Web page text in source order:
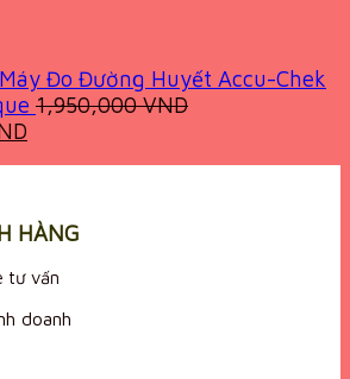
Máy Đo Đường Huyết Accu-Chek
1,950,000VND
HÀNG
tư vấn
doanh